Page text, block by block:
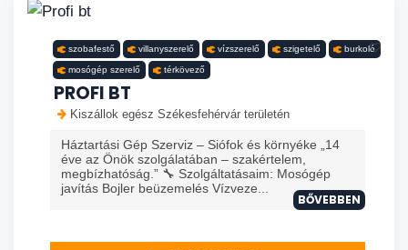
szobafestő villanyszerelő vízszerelő szigetelő burkoló
mosógép szerelő térkövező
PROFI BT
Kiszállok egész Székesfehérvár területén
Háztartási Gép Szerviz – Siófok és környéke „14
éve az Önök szolgálatában – szakértelem,
megbízhatóság.” 🔧 Szolgáltatásaim: Mosógép
javítás Bojler beüzemelés Vízveze...
BŐVEBBEN